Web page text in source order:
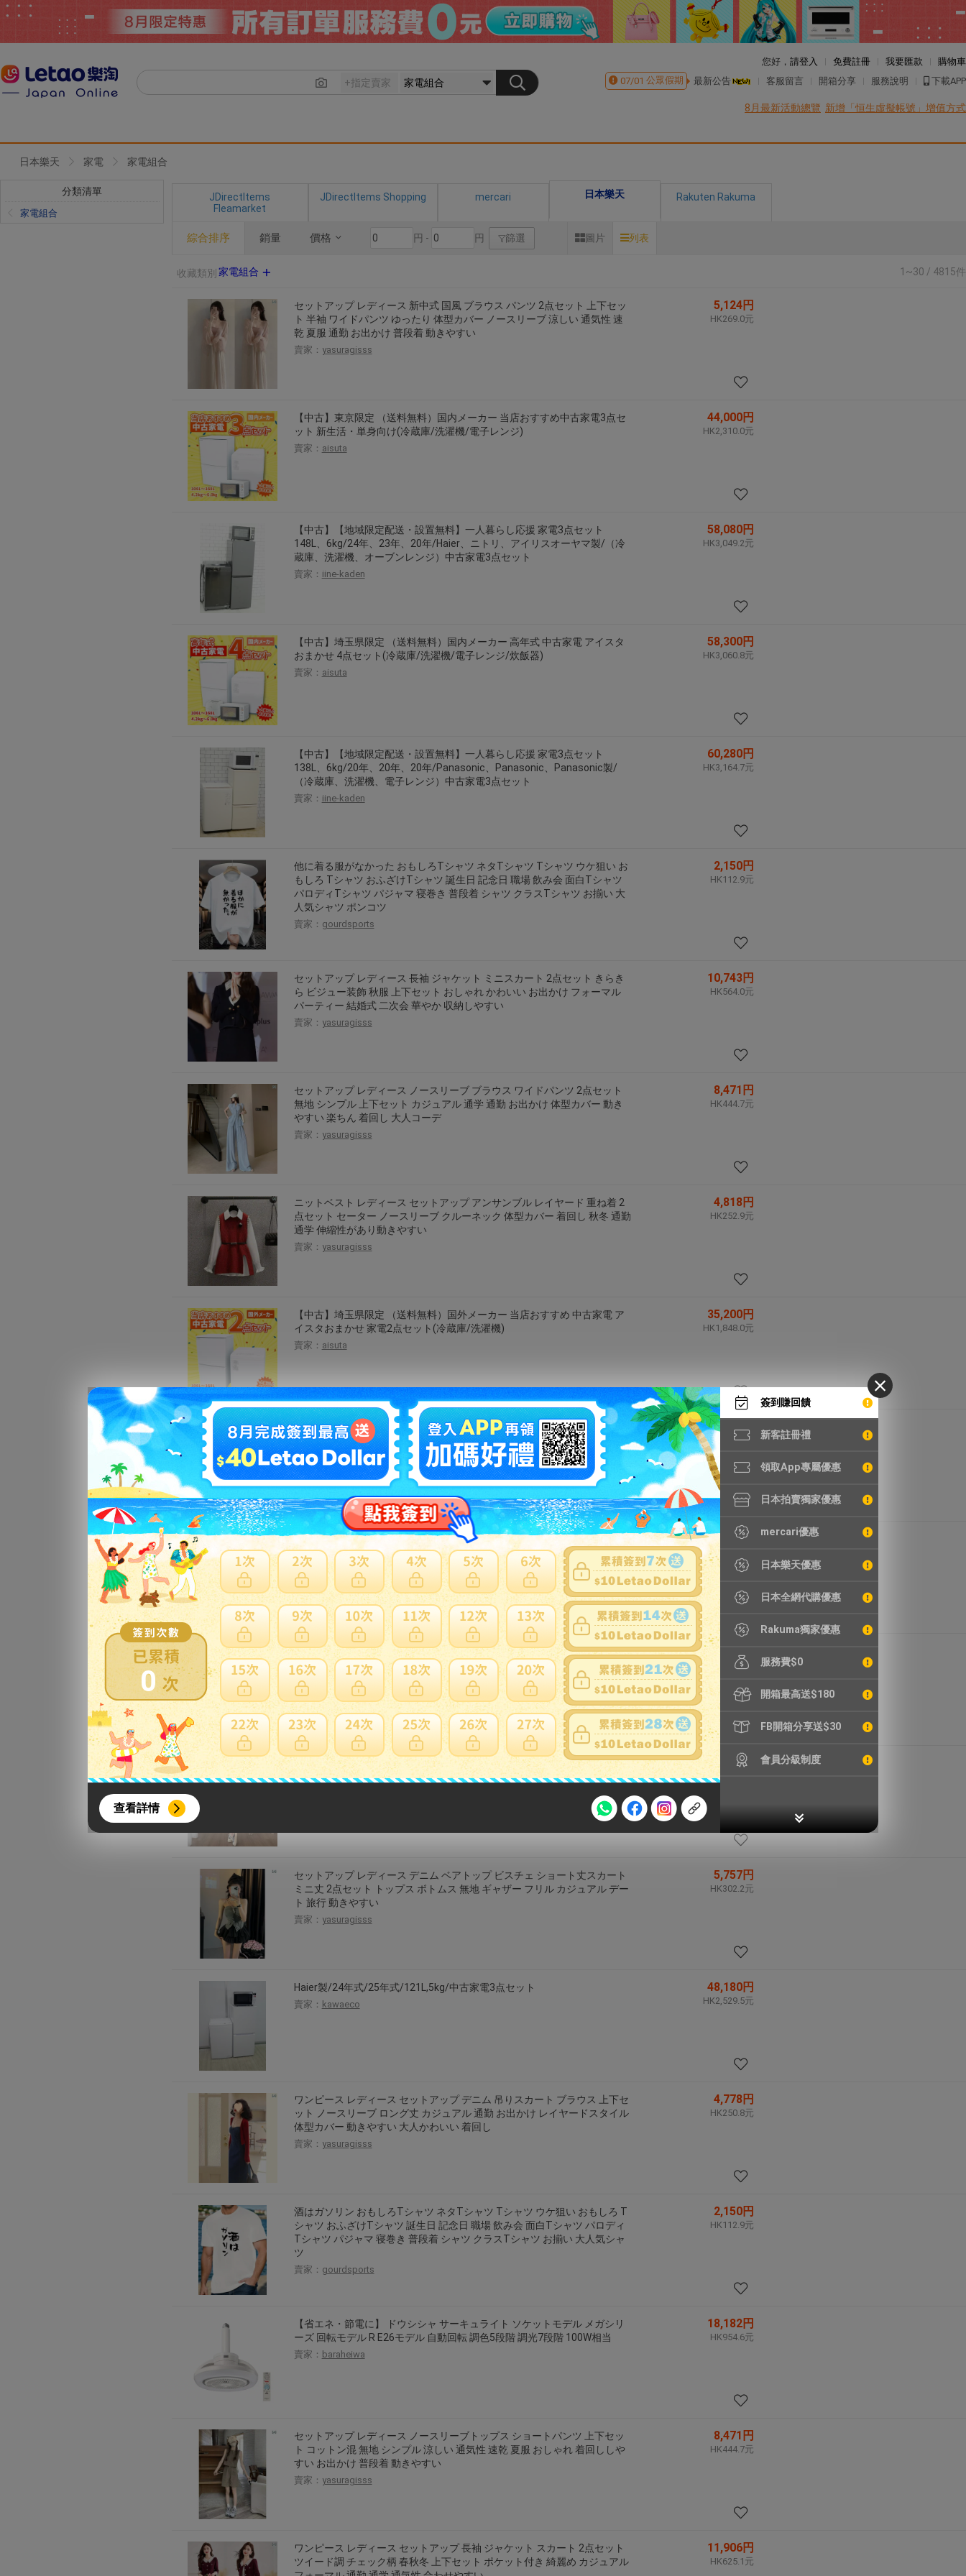
0
【8月簽到活動】
活動期間：
2026年8月1日上午00:00開始至2026年8月31日晚上23:59結束。
本月每完成簽到7次，系統會即時發放「$10 Letao Dollar」至會員帳戶中。
本月簽到活動最多可獲得「$40 Letao Dollar」。
會員需完成手機認證才可參加本活動，若要參加APP加碼活動，可掃瞄QRcode下載APP。
Letao Dollar使用規則：
Letao Dollar不可用於購買商品為「門票、優惠券、住宿券、禮券、儲值卡……等等」、48小時外付款、
類現金商品、日本寄日本之訂單。
使用Letao Dollar之委託單，如因價格不符、缺貨、非Letao因素(退貨不會歸還)退單者，退回的Letao
Dollar使用期限不會延長。
Letao 保有所有變更、修改或提前終止之權利，如有變更恕不另行通知，將以官網公告為準。
查看詳情
簽到賺回饋
新客註冊禮
領取App專屬優惠
日本拍賣獨家優惠
mercari優惠
日本樂天優惠
日本全網代購優惠
Rakuma獨家優惠
服務費$0
開箱最高送$180
FB開箱分享送$30
會員分級制度
您好， 請登入 免費註冊 我要匯款
購物車
07/01 公眾假期 最新公告 客服留言 開箱分享 服務說明 下載APP
8月最新活動總覽 新增「恒生虛擬帳號」增值方式
日本樂天 家電 家電組合
分類清單
家電組合
JDirectItems
Fleamarket
JDirectItems Shopping mercari 日本樂天 Rakuten Rakuma
綜合排序 銷量 價格 円 - 円 篩選 圖片 列表
收藏類別 家電組合 1~30 / 4815件
セットアップ レディース 新中式 国風 ブラウス パンツ 2点セット 上下セッ
ト 半袖 ワイドパンツ ゆったり 体型カバー ノースリーブ 涼しい 通気性 速
乾 夏服 通勤 お出かけ 普段着 動きやすい
賣家： yasuragisss
5,124円
HK269.0元
【中古】東京限定 （送料無料）国内メーカー 当店おすすめ中古家電3点セ
ット 新生活・単身向け(冷蔵庫/洗濯機/電子レンジ)
賣家： aisuta
44,000円
HK2,310.0元
【中古】【地域限定配送・設置無料】一人暮らし応援 家電3点セット
148L、6kg/24年、23年、20年/Haier、ニトリ、アイリスオーヤマ製/（冷
蔵庫、洗濯機、オーブンレンジ）中古家電3点セット
賣家： iine-kaden
58,080円
HK3,049.2元
【中古】埼玉県限定 （送料無料）国内メーカー 高年式 中古家電 アイスタ
おまかせ 4点セット(冷蔵庫/洗濯機/電子レンジ/炊飯器)
賣家： aisuta
58,300円
HK3,060.8元
【中古】【地域限定配送・設置無料】一人暮らし応援 家電3点セット
138L、6kg/20年、20年、20年/Panasonic、Panasonic、Panasonic製/
（冷蔵庫、洗濯機、電子レンジ）中古家電3点セット
賣家： iine-kaden
60,280円
HK3,164.7元
他に着る服がなかった おもしろTシャツ ネタTシャツ Tシャツ ウケ狙い お
もしろ Tシャツ おふざけTシャツ 誕生日 記念日 職場 飲み会 面白Tシャツ
パロディTシャツ パジャマ 寝巻き 普段着 シャツ クラスTシャツ お揃い 大
人気シャツ ポンコツ
賣家： gourdsports
2,150円
HK112.9元
セットアップ レディース 長袖 ジャケット ミニスカート 2点セット きらき
ら ビジュー装飾 秋服 上下セット おしゃれ かわいい お出かけ フォーマル
パーティー 結婚式 二次会 華やか 収納しやすい
賣家： yasuragisss
10,743円
HK564.0元
セットアップ レディース ノースリーブ ブラウス ワイドパンツ 2点セット
無地 シンプル 上下セット カジュアル 通学 通勤 お出かけ 体型カバー 動き
やすい 楽ちん 着回し 大人コーデ
賣家： yasuragisss
8,471円
HK444.7元
ニットベスト レディース セットアップ アンサンブル レイヤード 重ね着 2
点セット セーター ノースリーブ クルーネック 体型カバー 着回し 秋冬 通勤
通学 伸縮性があり動きやすい
賣家： yasuragisss
4,818円
HK252.9元
【中古】埼玉県限定 （送料無料）国外メーカー 当店おすすめ 中古家電 ア
イスタおまかせ 家電2点セット(冷蔵庫/洗濯機)
賣家： aisuta
35,200円
HK1,848.0元
セットアップ レディース 半袖 ブラウス ショートパンツ 上下セット トップ
ス ボトムス 無地 前開き ボタン カジュアル 普段着 夏服 お出かけ 旅行 動き
やすい リラックス
賣家：yasuragisss
7,473円
HK392.3元
「お買い物マラソン15%OFF」【新発売】Brewkit コーヒーセット【3点セ
ット】 600ml電気ドリップケトル 0.1g単位コーヒースケール 電動&手挽コ
ーヒーミル 電気ケトル キッチンスケール コーヒーグラインダー コーヒー
向け 愛好家 初心者向け プレゼント ギフト
賣家：epeios-official
49,800円
HK2,614.5元
スーツ レディース セットアップ テーラードジャケット ノースリーブワン
ピース 2点セット 長袖 羽織り 膝丈スカート 清楚 お呼ばれ オケージョン フ
ォーマル セレモニー 通勤 入学式 卒業式 着回し抜群
賣家： yasuragisss
6,730円
HK353.3元
セットアップ レディース 上下セット 半袖 ショートパンツ セーラー風 ボー
ダー トップス 2点セット ストライプ 体型カバー 動きやすい 通学 カジュア
9,837円
HK516.4元
セットアップ レディース デニム ベアトップ ビスチェ ショート丈スカート
ミニ丈 2点セット トップス ボトムス 無地 ギャザー フリル カジュアル デー
ト 旅行 動きやすい
賣家： yasuragisss
5,757円
HK302.2元
Haier製/24年式/25年式/121L,5kg/中古家電3点セット
賣家： kawaeco
48,180円
HK2,529.5元
ワンピース レディース セットアップ デニム 吊りスカート ブラウス 上下セ
ット ノースリーブ ロング丈 カジュアル 通勤 お出かけ レイヤードスタイル
体型カバー 動きやすい 大人かわいい 着回し
賣家： yasuragisss
4,778円
HK250.8元
酒はガソリン おもしろTシャツ ネタTシャツ Tシャツ ウケ狙い おもしろ T
シャツ おふざけTシャツ 誕生日 記念日 職場 飲み会 面白Tシャツ パロディ
Tシャツ パジャマ 寝巻き 普段着 シャツ クラスTシャツ お揃い 大人気シャ
ツ
賣家： gourdsports
2,150円
HK112.9元
【省エネ・節電に】 ドウシシャ サーキュライト ソケットモデル メガシリ
ーズ 回転モデル R E26モデル 自動回転 調色5段階 調光7段階 100W相当
賣家： baraheiwa
18,182円
HK954.6元
セットアップ レディース ノースリーブトップス ショートパンツ 上下セッ
ト コットン混 無地 シンプル 涼しい 通気性 速乾 夏服 おしゃれ 着回ししや
すい お出かけ 普段着 動きやすい
賣家： yasuragisss
8,471円
HK444.7元
ワンピース レディース セットアップ 長袖 ジャケット スカート 2点セット
ツイード調 チェック柄 春秋冬 上下セット ポケット付き 綺麗め カジュアル
11,906円
HK625.1元